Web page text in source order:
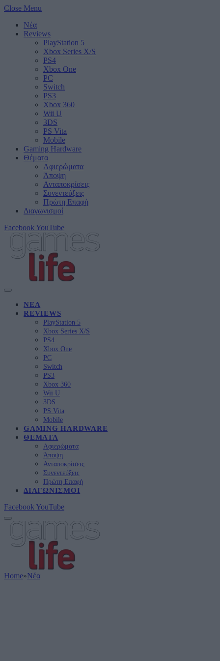
Close Menu
Νέα
Reviews
PlayStation 5
Xbox Series X/S
PS4
Xbox One
PC
Switch
PS3
Xbox 360
Wii U
3DS
PS Vita
Mobile
Gaming Hardware
Θέματα
Αφιερώματα
Άποψη
Ανταποκρίσεις
Συνεντεύξεις
Πρώτη Επαφή
Διαγωνισμοί
Facebook YouTube
ΝΈΑ
REVIEWS
PlayStation 5
Xbox Series X/S
PS4
Xbox One
PC
Switch
PS3
Xbox 360
Wii U
3DS
PS Vita
Mobile
GAMING HARDWARE
ΘΈΜΑΤΑ
Αφιερώματα
Άποψη
Ανταποκρίσεις
Συνεντεύξεις
Πρώτη Επαφή
ΔΙΑΓΩΝΙΣΜΟΊ
Facebook YouTube
Home»Νέα